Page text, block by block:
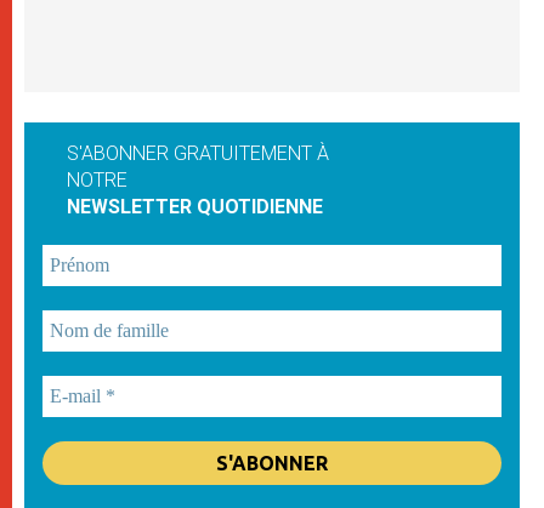
S'ABONNER GRATUITEMENT À
NOTRE
NEWSLETTER QUOTIDIENNE